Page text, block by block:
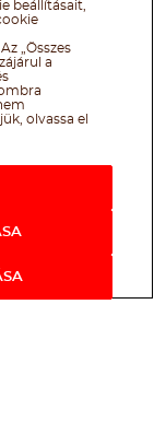
beállításait,
„Összes
a
olvassa el